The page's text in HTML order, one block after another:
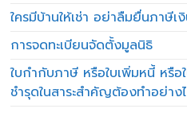
ใครมีบ้านให้เช่า อย่าลืมยื่นภาษีเ
การจดทะเบียนจัดตั้งมูลนิธิ
ใบกำกับภาษี หรือใบเพิ่มหนี้ หรื
ชำรุดในสาระสำคัญต้องทำอย่าง